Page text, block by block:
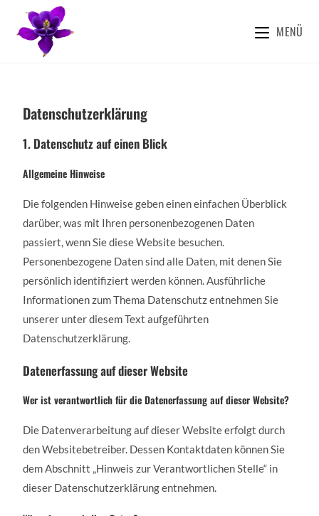
MENÜ
Datenschutzerklärung
1. Datenschutz auf einen Blick
Allgemeine Hinweise
Die folgenden Hinweise geben einen einfachen Überblick
darüber, was mit Ihren personenbezogenen Daten
passiert, wenn Sie diese Website besuchen.
Personenbezogene Daten sind alle Daten, mit denen Sie
persönlich identifiziert werden können. Ausführliche
Informationen zum Thema Datenschutz entnehmen Sie
unserer unter diesem Text aufgeführten
Datenschutzerklärung.
Datenerfassung auf dieser Website
Wer ist verantwortlich für die Datenerfassung auf dieser Website?
Die Datenverarbeitung auf dieser Website erfolgt durch
den Websitebetreiber. Dessen Kontaktdaten können Sie
dem Abschnitt „Hinweis zur Verantwortlichen Stelle“ in
dieser Datenschutzerklärung entnehmen.